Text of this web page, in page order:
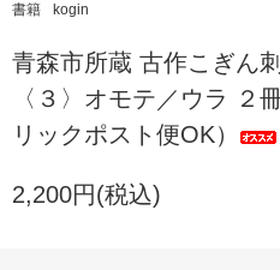
書籍 kogin
青森市所蔵 古作こぎん
〈３〉オモテ／ウラ ２
リックポスト便OK）
2,200円(税込)